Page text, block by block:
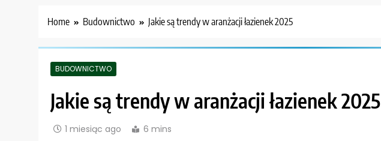
Home Budownictwo Jakie są trendy w aranżacji łazienek 2025
BUDOWNICTWO
Jakie są trendy w aranżacji łazienek 2025
1 miesiąc ago 6 mins